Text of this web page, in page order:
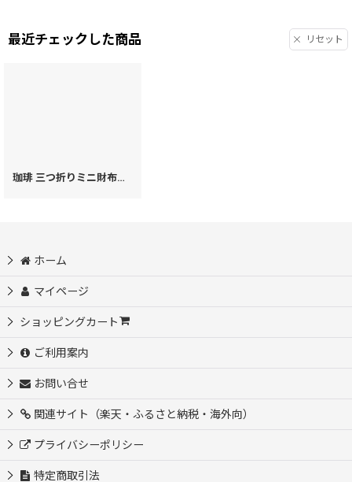
最近チェックした商品 リセット
珈琲 三つ折りミニ財布［t］
ホーム
マイページ
ショッピングカート
ご利用案内
お問い合せ
関連サイト（楽天・ふるさと納税・海外向）
プライバシーポリシー
特定商取引法